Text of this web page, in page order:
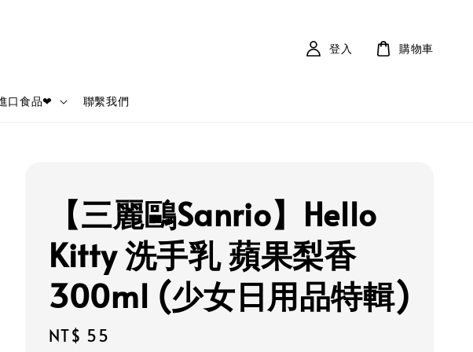
口食品❤ 聯繫我們
登入 購物車
【三麗鷗Sanrio】Hello
Kitty 洗手乳 蘋果梨香
300ml (少女日用品特輯)
Regular
NT$ 55